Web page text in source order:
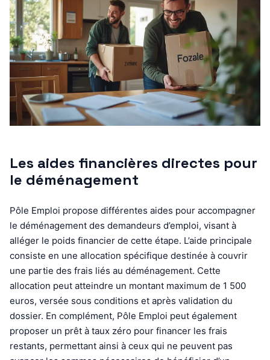
Les aides financières directes pour
le déménagement
Pôle Emploi propose différentes aides pour accompagner
le déménagement des demandeurs d’emploi, visant à
alléger le poids financier de cette étape. L’aide principale
consiste en une allocation spécifique destinée à couvrir
une partie des frais liés au déménagement. Cette
allocation peut atteindre un montant maximum de 1 500
euros, versée sous conditions et après validation du
dossier. En complément, Pôle Emploi peut également
proposer un prêt à taux zéro pour financer les frais
restants, permettant ainsi à ceux qui ne peuvent pas